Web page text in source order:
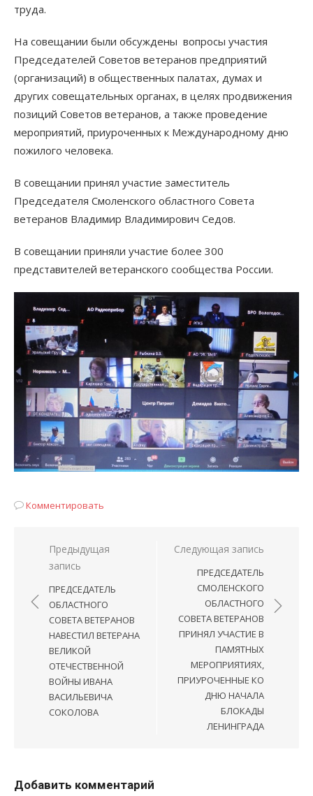
труда.
На совещании были обсуждены вопросы участия
Председателей Советов ветеранов предприятий
(организаций) в общественных палатах, думах и
других совещательных органах, в целях продвижения
позиций Советов ветеранов, а также проведение
мероприятий, приуроченных к Международному дню
пожилого человека.
В совещании принял участие заместитель
Председателя Смоленского областного Совета
ветеранов Владимир Владимирович Седов.
В совещании приняли участие более 300
представителей ветеранского сообщества России.
Комментировать
Навигация
записям
Предыдущая
запись
ПРЕДСЕДАТЕЛЬ
ОБЛАСТНОГО
СОВЕТА ВЕТЕРАНОВ
НАВЕСТИЛ ВЕТЕРАНА
ВЕЛИКОЙ
ОТЕЧЕСТВЕННОЙ
ВОЙНЫ ИВАНА
ВАСИЛЬЕВИЧА
СОКОЛОВА
Следующая запись
ПРЕДСЕДАТЕЛЬ
СМОЛЕНСКОГО
ОБЛАСТНОГО
СОВЕТА ВЕТЕРАНОВ
ПРИНЯЛ УЧАСТИЕ В
ПАМЯТНЫХ
МЕРОПРИЯТИЯХ,
ПРИУРОЧЕННЫЕ КО
ДНЮ НАЧАЛА
БЛОКАДЫ
ЛЕНИНГРАДА
Добавить комментарий